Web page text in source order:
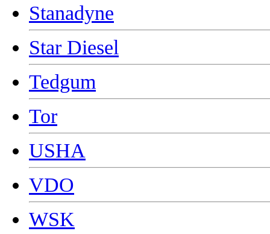
Stanadyne
Star Diesel
Tedgum
Tor
USHA
VDO
WSK